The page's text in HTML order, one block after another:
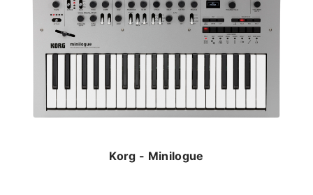
Korg - Minilogue